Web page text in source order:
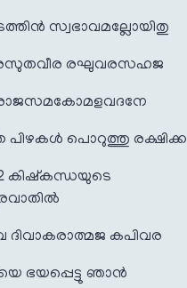
സ്വഭാവമല്ലോയിതു
രഘുവരസഹജ
പിഴകള്‍ പൊറുത്തു രക്ഷിക്ക
കിഷ്കന്ധയുടെ
ദിവാകരാത്മജ കപിവര
ഭയപ്പെട്ടു ഞാന്‍